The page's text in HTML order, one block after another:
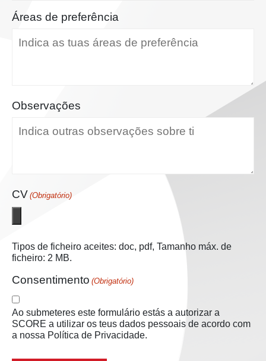
Áreas de preferência
Observações
CV (Obrigatório)
Tipos de ficheiro aceites: doc, pdf, Tamanho máx. de
ficheiro: 2 MB.
Consentimento (Obrigatório)
Ao submeteres este formulário estás a autorizar a
SCORE a utilizar os teus dados pessoais de acordo com
a nossa Política de Privacidade.